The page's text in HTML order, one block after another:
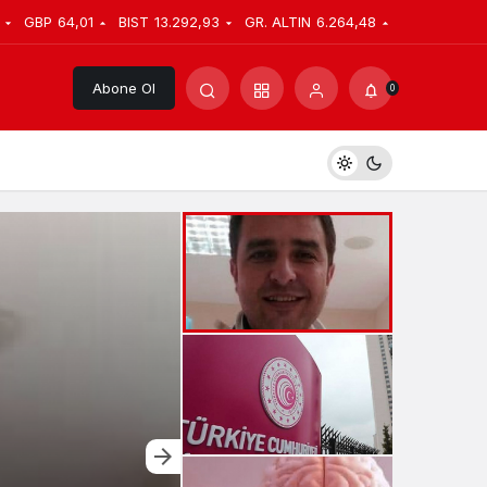
GBP 64,01 BIST 13.292,93 GR. ALTIN 6.264,48
Abone Ol 0
Kamu Personel Alımı